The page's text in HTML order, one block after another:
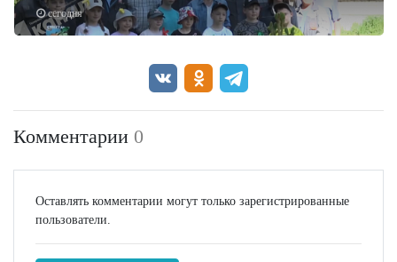
сегодня
Комментарии 0
Оставлять комментарии могут только зарегистрированные
пользователи.